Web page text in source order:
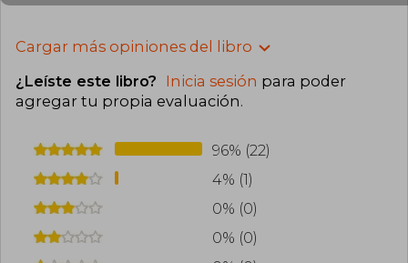
Cargar más opiniones del libro
¿Leíste este libro? Inicia sesión para poder
agregar tu propia evaluación.
96% (22)
4% (1)
0% (0)
0% (0)